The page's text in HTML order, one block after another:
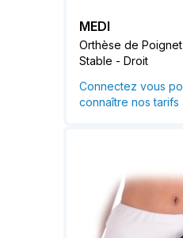
MEDI
Orthèse de
Stable - Droit
Connectez vous
connaître nos tarifs